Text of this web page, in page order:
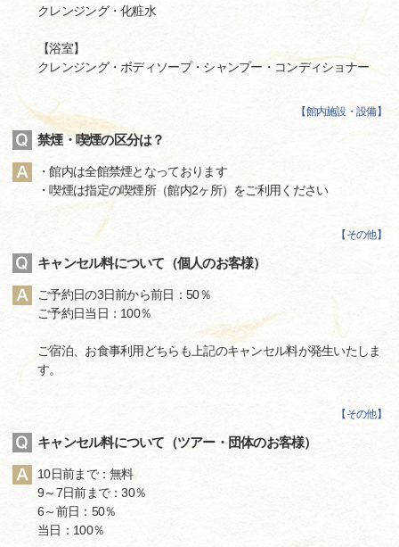
クレンジング・化粧水
【浴室】
クレンジング・ボディソープ・シャンプー・コンディショナー
【館内施設・設備】
禁煙・喫煙の区分は？
・館内は全館禁煙となっております
・喫煙は指定の喫煙所（館内2ヶ所）をご利用ください
【その他】
キャンセル料について（個人のお客様）
ご予約日の3日前から前日：50％
ご予約日当日：100％
ご宿泊、お食事利用どちらも上記のキャンセル料が発生いたしま
す。
【その他】
キャンセル料について（ツアー・団体のお客様）
10日前まで：無料
9～7日前まで：30％
6～前日：50％
当日：100％